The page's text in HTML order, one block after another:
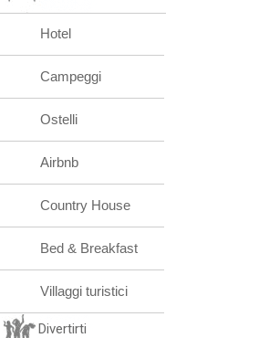
Hotel
Campeggi
Ostelli
Airbnb
Country House
Bed & Breakfast
Villaggi turistici
Divertirti